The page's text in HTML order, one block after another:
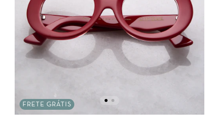
FRETE GRÁTIS